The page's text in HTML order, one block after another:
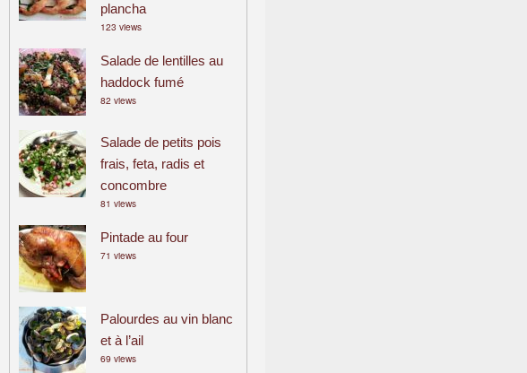
plancha
123 views
Salade de lentilles au
haddock fumé
82 views
Salade de petits pois
frais, feta, radis et
concombre
81 views
Pintade au four
71 views
Palourdes au vin blanc
et à l’ail
69 views